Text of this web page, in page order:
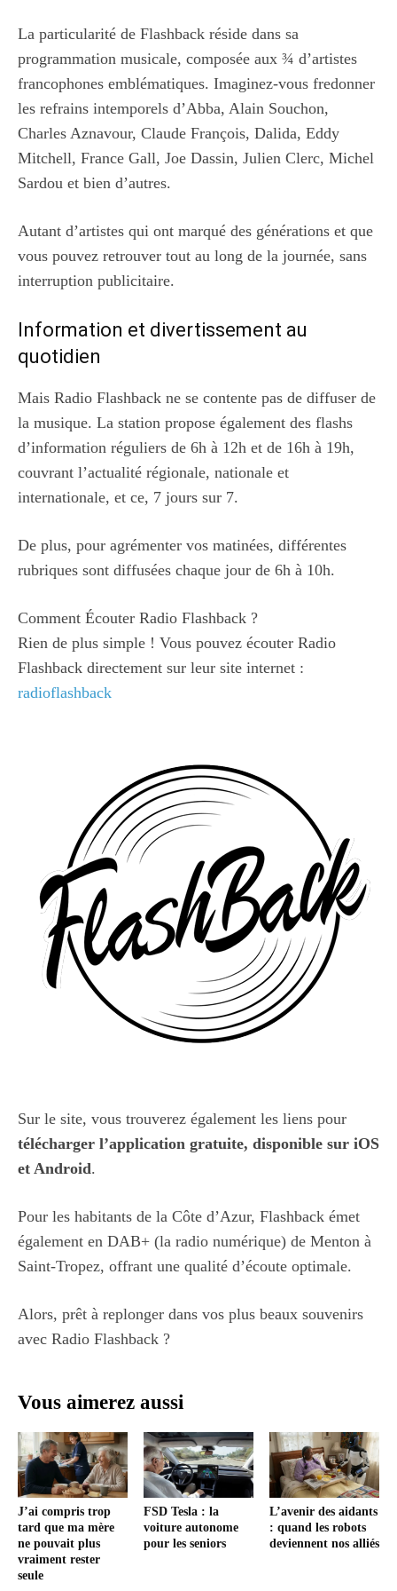
La particularité de Flashback réside dans sa
programmation musicale, composée aux ¾ d’artistes
francophones emblématiques. Imaginez-vous fredonner
les refrains intemporels d’Abba, Alain Souchon,
Charles Aznavour, Claude François, Dalida, Eddy
Mitchell, France Gall, Joe Dassin, Julien Clerc, Michel
Sardou et bien d’autres.
Autant d’artistes qui ont marqué des générations et que
vous pouvez retrouver tout au long de la journée, sans
interruption publicitaire.
Information et divertissement au
quotidien
Mais Radio Flashback ne se contente pas de diffuser de
la musique. La station propose également des flashs
d’information réguliers de 6h à 12h et de 16h à 19h,
couvrant l’actualité régionale, nationale et
internationale, et ce, 7 jours sur 7.
De plus, pour agrémenter vos matinées, différentes
rubriques sont diffusées chaque jour de 6h à 10h.
Comment Écouter Radio Flashback ?
Rien de plus simple ! Vous pouvez écouter Radio
Flashback directement sur leur site internet :
radioflashback
Sur le site, vous trouverez également les liens pour
télécharger l’application gratuite, disponible sur iOS
et Android.
Pour les habitants de la Côte d’Azur, Flashback émet
également en DAB+ (la radio numérique) de Menton à
Saint-Tropez, offrant une qualité d’écoute optimale.
Alors, prêt à replonger dans vos plus beaux souvenirs
avec Radio Flashback ?
Vous aimerez aussi
J’ai compris trop
tard que ma mère
ne pouvait plus
vraiment rester
seule
FSD Tesla : la
voiture autonome
pour les seniors
L’avenir des aidants
: quand les robots
deviennent nos alliés